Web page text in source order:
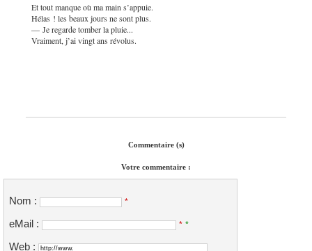
Et tout manque où ma main s’appuie.
Hélas ! les beaux jours ne sont plus.
— Je regarde tomber la pluie...
Vraiment, j’ai vingt ans révolus.
Commentaire (s)
Votre commentaire :
Nom : *
eMail : * *
Web :